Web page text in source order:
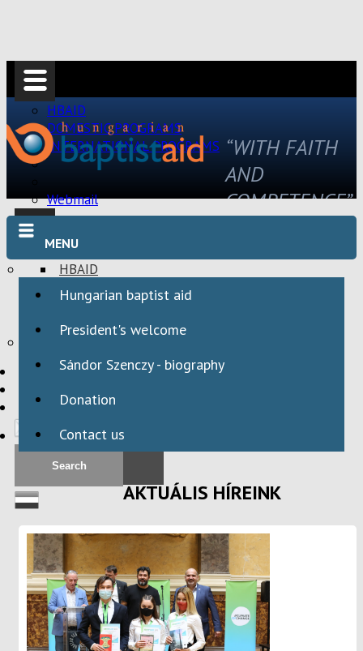
HBAID
DOMESTIC PROGRAMS
INTERNATIONAL PROGRAMS
Webmail
HBAID
DOMESTIC PROGRAMS
HBAID
INTERNATIONAL PROGRAMS
“WITH FAITH
AND
COMPETENCE”
MENU
Hungarian baptist aid
President's welcome
Sándor Szenczy - biography
Donation
Contact us
AKTUÁLIS HÍREINK